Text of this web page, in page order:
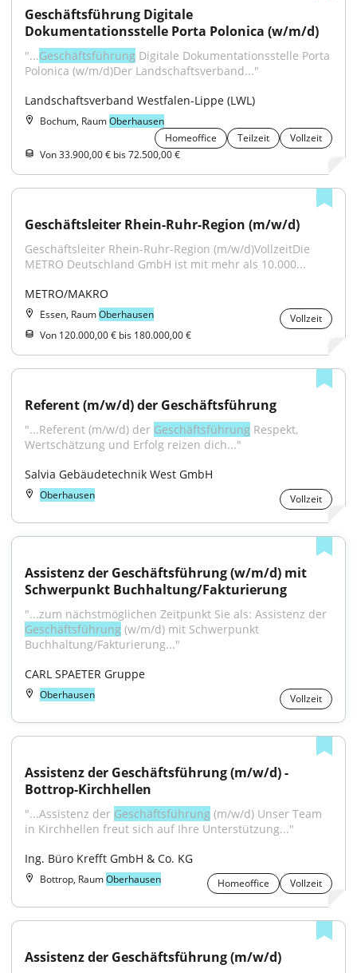
Geschäftsführung Digitale
Dokumentationsstelle Porta Polonica (w/m/d)
"...Geschäftsführung Digitale Dokumentationsstelle Porta
Polonica (w/m/d)Der Landschaftsverband..."
Landschaftsverband Westfalen-Lippe (LWL)
Bochum, RaumOberhausen
Homeoffice
Teilzeit
Vollzeit
Von 33.900,00 € bis 72.500,00 €
Geschäftsleiter Rhein-Ruhr-Region (m/w/d)
Geschäftsleiter Rhein-Ruhr-Region (m/w/d)VollzeitDie
METRO Deutschland GmbH ist mit mehr als 10.000...
METRO/MAKRO
Essen, RaumOberhausen
Vollzeit
Von 120.000,00 € bis 180.000,00 €
Referent (m/w/d) der Geschäftsführung
"...Referent (m/w/d) der Geschäftsführung Respekt,
Wertschätzung und Erfolg reizen dich..."
Salvia Gebäudetechnik West GmbH
Oberhausen Vollzeit
Assistenz der Geschäftsführung (w/m/d) mit
Schwerpunkt Buchhaltung/Fakturierung
Geschäftsführung (w/m/d) mit Schwerpunkt
Buchhaltung/Fakturierung..."
CARL SPAETER Gruppe
Oberhausen Vollzeit
Assistenz der Geschäftsführung (m/w/d) -
Bottrop-Kirchhellen
"...Assistenz der Geschäftsführung (m/w/d) Unser Team
in Kirchhellen freut sich auf Ihre Unterstützung..."
Ing. Büro Krefft GmbH & Co. KG
Bottrop, RaumOberhausen Homeoffice Vollzeit
Assistenz der Geschäftsführung (m/w/d)